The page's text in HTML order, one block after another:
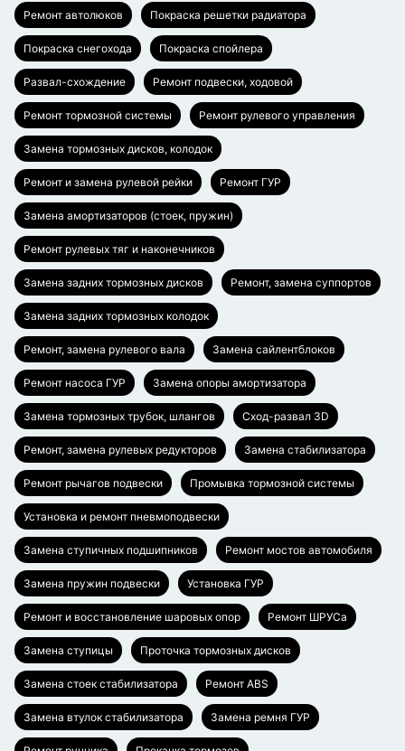
Ремонт автолюков Покраска решетки радиатора
Покраска снегохода Покраска спойлера
Развал-схождение Ремонт подвески, ходовой
Ремонт тормозной системы Ремонт рулевого управления
Замена тормозных дисков, колодок
Ремонт и замена рулевой рейки Ремонт ГУР
Замена амортизаторов (стоек, пружин)
Ремонт рулевых тяг и наконечников
Замена задних тормозных дисков Ремонт, замена суппортов
Замена задних тормозных колодок
Ремонт, замена рулевого вала Замена сайлентблоков
Ремонт насоса ГУР Замена опоры амортизатора
Замена тормозных трубок, шлангов Сход-развал 3D
Ремонт, замена рулевых редукторов Замена стабилизатора
Ремонт рычагов подвески Промывка тормозной системы
Установка и ремонт пневмоподвески
Замена ступичных подшипников Ремонт мостов автомобиля
Замена пружин подвески Установка ГУР
Ремонт и восстановление шаровых опор Ремонт ШРУСа
Замена ступицы Проточка тормозных дисков
Замена стоек стабилизатора Ремонт ABS
Замена втулок стабилизатора Замена ремня ГУР